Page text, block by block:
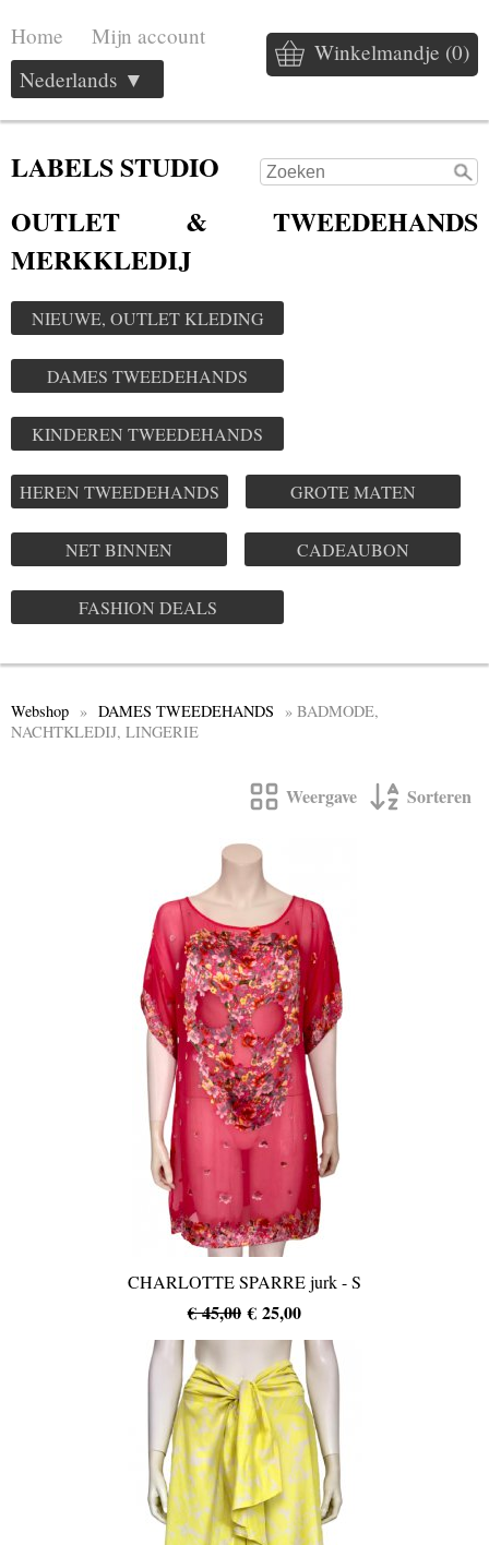
Home Mijn account
Winkelmandje (0)
Nederlands ▼
LABELS STUDIO
OUTLET & TWEEDEHANDS
MERKKLEDIJ
NIEUWE, OUTLET KLEDING
DAMES TWEEDEHANDS
KINDEREN TWEEDEHANDS
HEREN TWEEDEHANDS GROTE MATEN
NET BINNEN CADEAUBON
FASHION DEALS
Webshop » DAMES TWEEDEHANDS
» BADMODE,
NACHTKLEDIJ, LINGERIE
Weergave Sorteren
CHARLOTTE SPARRE jurk - S
€ 45,00 € 25,00